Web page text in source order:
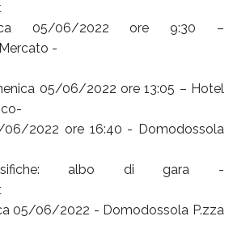
05/06/2022 ore 9:30 –
-
05/06/2022 ore 13:05 – Hotel
06/2022 ore 16:40 - Domodossola
albo di gara -
05/06/2022 - Domodossola P.zza